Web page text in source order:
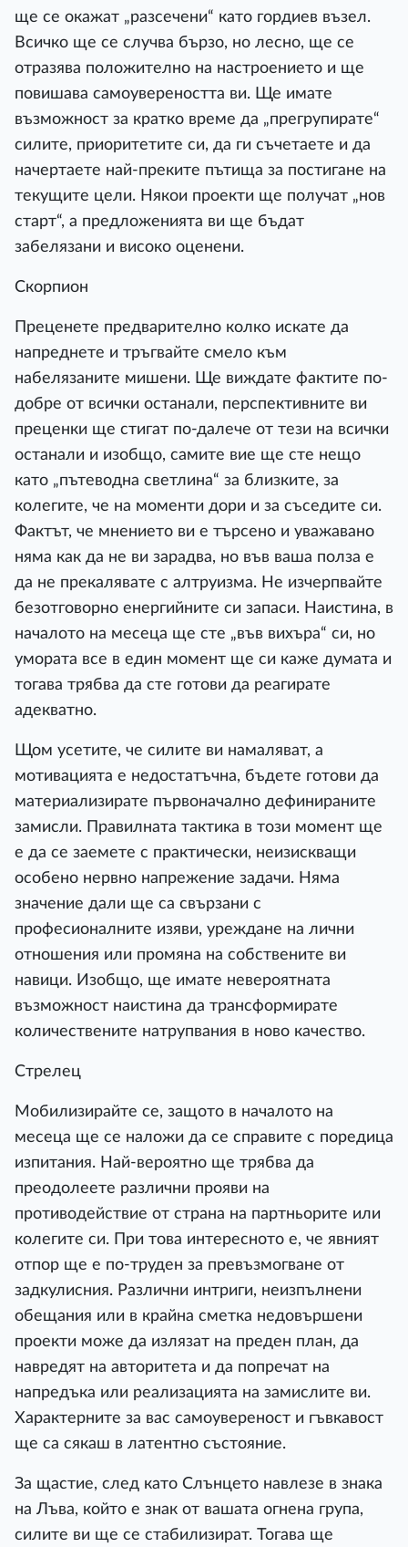
ще се окажат „разсечени“ като гордиев възел.
Всичко ще се случва бързо, но лесно, ще се
отразява положително на настроението и ще
повишава самоувереността ви. Ще имате
възможност за кратко време да „прегрупирате“
силите, приоритетите си, да ги съчетаете и да
начертаете най-преките пътища за постигане на
текущите цели. Някои проекти ще получат „нов
старт“, а предложенията ви ще бъдат
забелязани и високо оценени.
Скорпион
Преценете предварително колко искате да
напреднете и тръгвайте смело към
набелязаните мишени. Ще виждате фактите по-
добре от всички останали, перспективните ви
преценки ще стигат по-далече от тези на всички
останали и изобщо, самите вие ще сте нещо
като „пътеводна светлина“ за близките, за
колегите, че на моменти дори и за съседите си.
Фактът, че мнението ви е търсено и уважавано
няма как да не ви зарадва, но във ваша полза е
да не прекалявате с алтруизма. Не изчерпвайте
безотговорно енергийните си запаси. Наистина, в
началото на месеца ще сте „във вихъра“ си, но
умората все в един момент ще си каже думата и
тогава трябва да сте готови да реагирате
адекватно.
Щом усетите, че силите ви намаляват, а
мотивацията е недостатъчна, бъдете готови да
материализирате първоначално дефинираните
замисли. Правилната тактика в този момент ще
е да се заемете с практически, неизискващи
особено нервно напрежение задачи. Няма
значение дали ще са свързани с
професионалните изяви, уреждане на лични
отношения или промяна на собствените ви
навици. Изобщо, ще имате невероятната
възможност наистина да трансформирате
количествените натрупвания в ново качество.
Стрелец
Мобилизирайте се, защото в началото на
месеца ще се наложи да се справите с поредица
изпитания. Най-вероятно ще трябва да
преодолеете различни прояви на
противодействие от страна на партньорите или
колегите си. При това интересното е, че явният
отпор ще е по-труден за превъзмогване от
задкулисния. Различни интриги, неизпълнени
обещания или в крайна сметка недовършени
проекти може да излязат на преден план, да
навредят на авторитета и да попречат на
напредъка или реализацията на замислите ви.
Характерните за вас самоувереност и гъвкавост
ще са сякаш в латентно състояние.
За щастие, след като Слънцето навлезе в знака
на Лъва, който е знак от вашата огнена група,
силите ви ще се стабилизират. Тогава ще